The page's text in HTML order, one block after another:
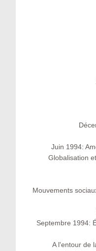
Juin 1994:
Globalisation
Mouvements
Septembre 1994:
A l'entour de